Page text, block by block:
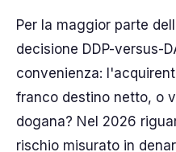
Per la maggior parte
decisione DDP-versus-
convenienza:
franco destino netto, o
dogana? Nel 2026
rischio misurato in